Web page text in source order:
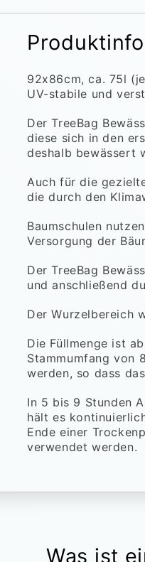
92x86cm, ca. 75l
UV-stabile und
Der TreeBag
diese sich in den
deshalb bewässert
Auch für die
die durch den
Baumschulen
Versorgung der
Der TreeBag
und anschließend
Der Wurzelbereich
Die Füllmenge ist
Stammumfang von
werden, so dass
In 5 bis 9 Stunden
hält es
Ende einer
verwendet werden.
Was ist